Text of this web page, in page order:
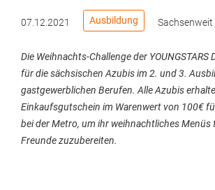
07.12.2021 Ausbildung Sachsenweit
Die Weihnachts-Challenge der YOUNGSTARS
für die sächsischen Azubis im 2. und 3.
gastgewerblichen Berufen. Alle Azubis
Einkaufsgutschein im Warenwert von 100€
bei der Metro, um ihr weihnachtliches Menüs
Freunde zuzubereiten.